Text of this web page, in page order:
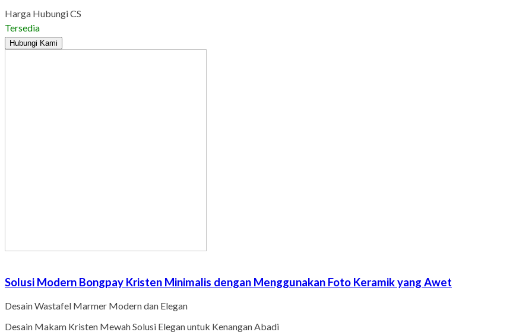
Harga Hubungi CS
Tersedia
Hubungi Kami
Solusi Modern Bongpay Kristen Minimalis dengan Menggunakan Foto Keramik yang Awet
Desain Wastafel Marmer Modern dan Elegan
Desain Makam Kristen Mewah Solusi Elegan untuk Kenangan Abadi